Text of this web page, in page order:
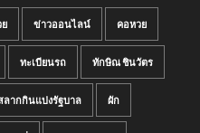
ข่าวออนไลน์ คอหวย
ทะเบียนรถ ทักษิณ ชินวัตร
ลากกินแบ่งรัฐบาล ผัก